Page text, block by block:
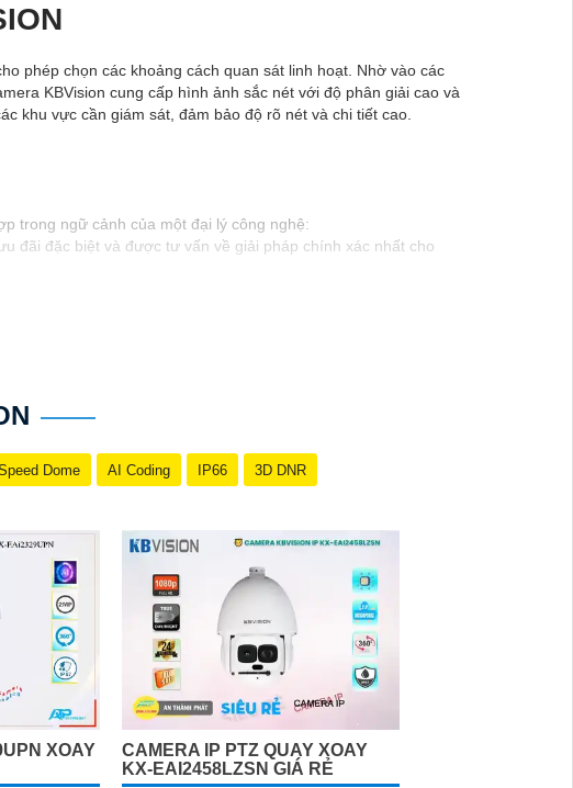
phép chọn các khoảng cách quan sát linh hoạt. Nhờ vào các
KBVision cung cấp hình ảnh sắc nét với độ phân giải cao và
khu vực cần giám sát, đảm bảo độ rõ nét và chi tiết cao.
trong ngữ cảnh của một đại lý công nghệ:
đãi đặc biệt và được tư vấn về giải pháp chính xác nhất cho
chúng tôi để trải nghiệm dịch vụ tốt nhất và nhận được sự tư
Dome AI Coding IP66 3D DNR
XOAY
CAMERA IP PTZ QUAY XOAY
KX-EAI2458LZSN GIÁ RẺ